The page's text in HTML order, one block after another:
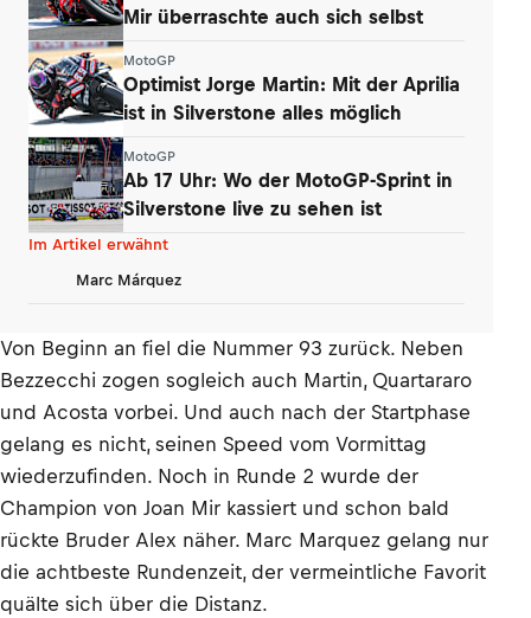
Mir überraschte auch sich selbst
MotoGP
Optimist Jorge Martin: Mit der Aprilia
ist in Silverstone alles möglich
MotoGP
Ab 17 Uhr: Wo der MotoGP-Sprint in
Silverstone live zu sehen ist
Im Artikel erwähnt
Marc Márquez
Von Beginn an fiel die Nummer 93 zurück. Neben
Bezzecchi zogen sogleich auch Martin, Quartararo
und Acosta vorbei. Und auch nach der Startphase
gelang es nicht, seinen Speed vom Vormittag
wiederzufinden. Noch in Runde 2 wurde der
Champion von Joan Mir kassiert und schon bald
rückte Bruder Alex näher. Marc Marquez gelang nur
die achtbeste Rundenzeit, der vermeintliche Favorit
quälte sich über die Distanz.